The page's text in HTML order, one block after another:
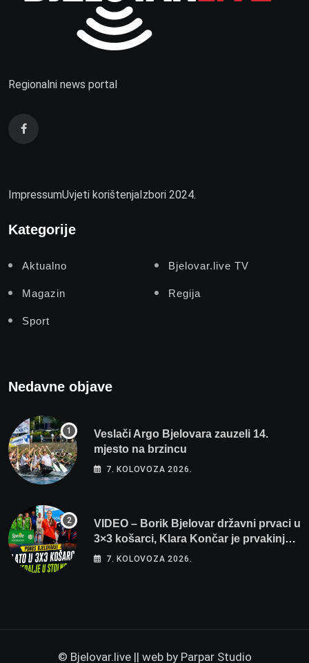
Regionalni news portal
ImpressumUvjeti korištenjaIzbori 2024.
Kategorije
Aktualno Bjelovar.live TV
Magazin Regija
Sport
Nedavne objave
Veslači Argo Bjelovara zauzeli 14.
mjesto na brzincu
7. KOLOVOZA 2026.
VIDEO – Borik Bjelovar državni prvaci u
3×3 košarci, Klara Končar je prvakinja
Hrvatske u stolnom tenisu!
7. KOLOVOZA 2026.
© Bjelovar.live || web by Parpar Studio